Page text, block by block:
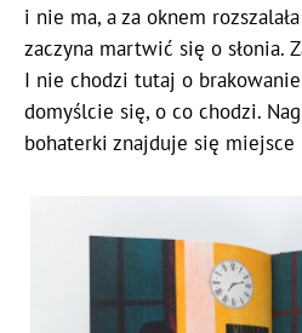
i nie ma, a za oknem
zaczyna martwić się o słonia.
I nie chodzi tutaj o
domyślcie się, o co chodzi.
bohaterki znajduje się miejsce